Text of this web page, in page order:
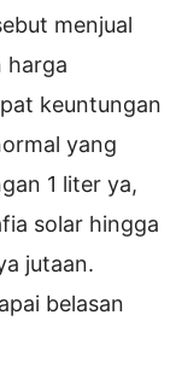
menjual
harga
keuntungan
yang
1 liter ya,
solar hingga
jutaan.
belasan